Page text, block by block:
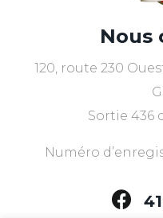
Nous
120, route 230
Sortie 436
Numéro